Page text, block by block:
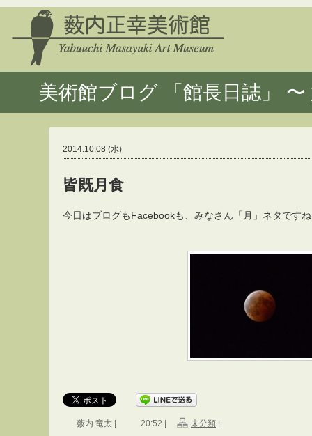
美術館ブログ 「館長日誌」
2014.10.08 (水)
皆既月食
今日はブログもFacebookも、みなさん「月」ネタです
薮内 竜太 | 20:52 | 未分類